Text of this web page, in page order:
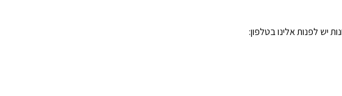
יש לפנות אלינו בטלפון: